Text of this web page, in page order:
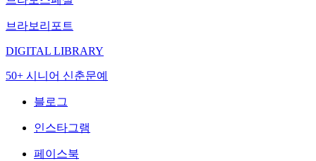
브라보리포트
DIGITAL LIBRARY
50+ 시니어 신춘문예
블로그
인스타그램
페이스북